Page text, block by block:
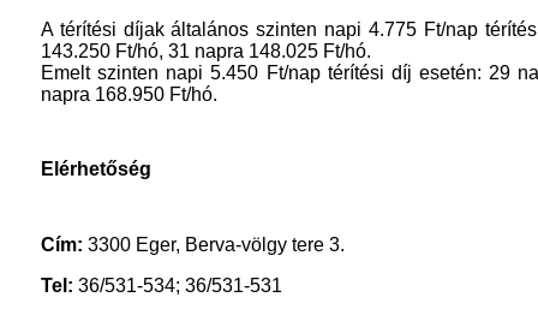
A térítési díjak általános szinten napi 4.775 Ft/nap
143.250 Ft/hó, 31 napra 148.025 Ft/hó.
Emelt szinten napi 5.450 Ft/nap térítési díj esetén: 29
napra 168.950 Ft/hó.
Elérhetőség
Cím: 3300 Eger, Berva-völgy tere 3.
Tel: 36/531-534; 36/531-531